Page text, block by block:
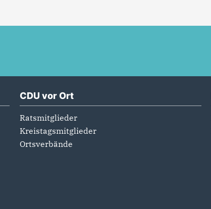
CDU vor Ort
Ratsmitglieder
Kreistagsmitglieder
Ortsverbände